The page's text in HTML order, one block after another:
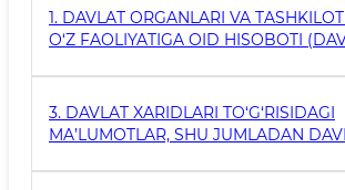
1. DAVLAT ORGANLARI VA
O‘Z FAOLIYATIGA OID HISOBOTI
MO‘LJALLANGAN MA’LUMOTLAR
MUSTASNO).
3. DAVLAT XARIDLARI TO‘G‘RISIDAGI
MA’LUMOTLAR, SHU JUMLADAN
TOMONIDAN TO‘G‘RIDAN-TO‘G‘RI